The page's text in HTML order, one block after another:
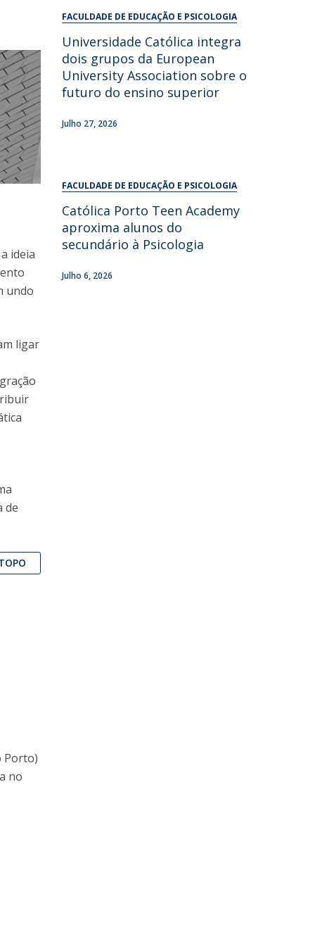
Segurança e Emergência
ideia
undo
ligar
de
Porto)
no
FACULDADE DE EDUCAÇÃO E PSICOLOGIA
Universidade Católica integra
dois grupos da European
University Association sobre o
futuro do ensino superior
Julho 27, 2026
FACULDADE DE EDUCAÇÃO E PSICOLOGIA
Católica Porto Teen Academy
aproxima alunos do
secundário à Psicologia
Julho 6, 2026